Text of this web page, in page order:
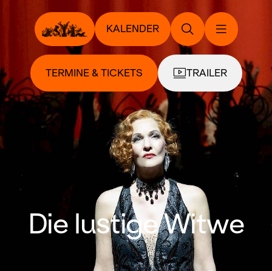
KALENDER
TERMINE & TICKETS TRAILER
Die lustige Witwe